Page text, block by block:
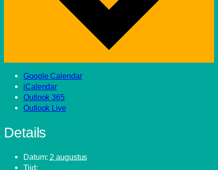
Google Calendar
iCalendar
Outlook 365
Outlook Live
Details
Datum: 2 augustus
Tijd: